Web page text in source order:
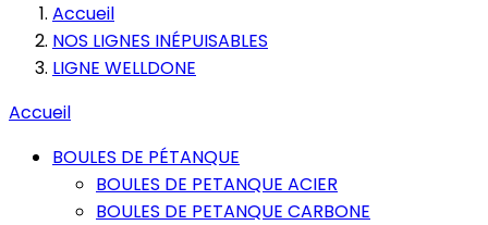
Accueil
NOS LIGNES INÉPUISABLES
LIGNE WELLDONE
Accueil
BOULES DE PÉTANQUE
BOULES DE PETANQUE ACIER
BOULES DE PETANQUE CARBONE